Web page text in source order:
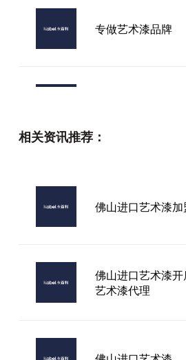
专做艺术漆品牌
相关资讯推荐：
佛山进口艺术漆加
佛山进口艺术漆
艺术漆代理